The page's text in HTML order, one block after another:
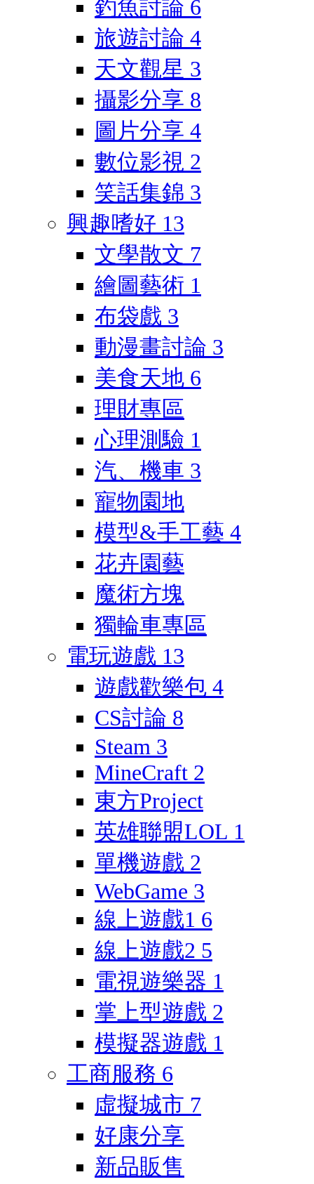
釣魚討論 6
旅遊討論 4
天文觀星 3
攝影分享 8
圖片分享 4
數位影視 2
笑話集錦 3
興趣嗜好 13
文學散文 7
繪圖藝術 1
布袋戲 3
動漫畫討論 3
美食天地 6
理財專區
心理測驗 1
汽、機車 3
寵物園地
模型&手工藝 4
花卉園藝
魔術方塊
獨輪車專區
電玩遊戲 13
遊戲歡樂包 4
CS討論 8
Steam 3
MineCraft 2
東方Project
英雄聯盟LOL 1
單機遊戲 2
WebGame 3
線上遊戲1 6
線上遊戲2 5
電視遊樂器 1
掌上型遊戲 2
模擬器遊戲 1
工商服務 6
虛擬城市 7
好康分享
新品販售